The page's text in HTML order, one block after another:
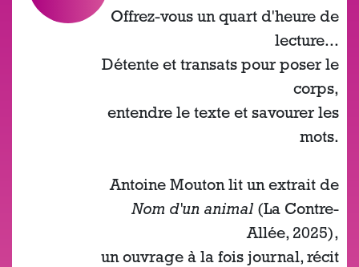
Offrez-vous un quart d'heure de
lecture...
Détente et transats pour poser le
corps,
entendre le texte et savourer les
mots.
Antoine Mouton lit un extrait de
Nom d'un animal (La Contre-
Allée, 2025),
un ouvrage à la fois journal, récit